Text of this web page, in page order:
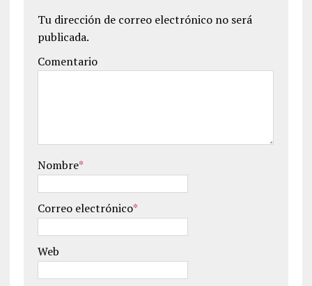
Tu dirección de correo electrónico no será
publicada.
Comentario
Nombre*
Correo electrónico*
Web